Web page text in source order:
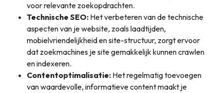
voor relevante zoekopdrachten.
Technische SEO: Het verbeteren van de technische
aspecten van je website, zoals laadtijden,
mobielvriendelijkheid en site-structuur, zorgt ervoor
dat zoekmachines je site gemakkelijk kunnen crawlen
en indexeren.
Contentoptimalisatie: Het regelmatig toevoegen
van waardevolle, informatieve content maakt je